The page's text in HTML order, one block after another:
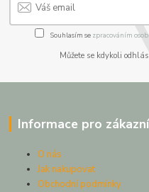
Souhlasím se zpracováním
Můžete se kdykoli
Informace pro
O nás
Jak nakupovat
Obchodní podmínky